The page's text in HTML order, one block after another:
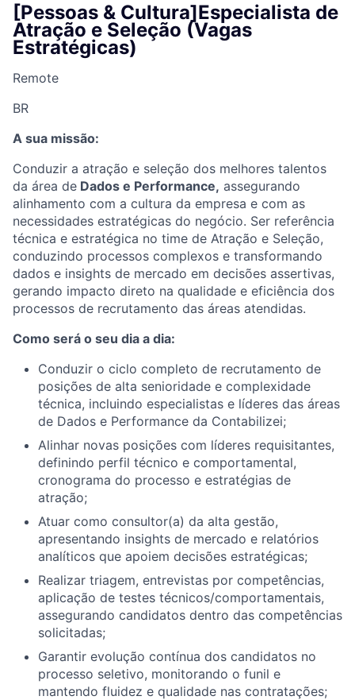
[Pessoas & Cultura]Especialista de
Atração e Seleção (Vagas
Estratégicas)
Remote
BR
A sua missão:
Conduzir a atração e seleção dos melhores talentos
da área de Dados e Performance, assegurando
alinhamento com a cultura da empresa e com as
necessidades estratégicas do negócio. Ser referência
técnica e estratégica no time de Atração e Seleção,
conduzindo processos complexos e transformando
dados e insights de mercado em decisões assertivas,
gerando impacto direto na qualidade e eficiência dos
processos de recrutamento das áreas atendidas.
Como será o seu dia a dia:
Conduzir o ciclo completo de recrutamento de
posições de alta senioridade e complexidade
técnica, incluindo especialistas e líderes das áreas
de Dados e Performance da Contabilizei;
Alinhar novas posições com líderes requisitantes,
definindo perfil técnico e comportamental,
cronograma do processo e estratégias de
atração;
Atuar como consultor(a) da alta gestão,
apresentando insights de mercado e relatórios
analíticos que apoiem decisões estratégicas;
Realizar triagem, entrevistas por competências,
aplicação de testes técnicos/comportamentais,
assegurando candidatos dentro das competências
solicitadas;
Garantir evolução contínua dos candidatos no
processo seletivo, monitorando o funil e
mantendo fluidez e qualidade nas contratações;